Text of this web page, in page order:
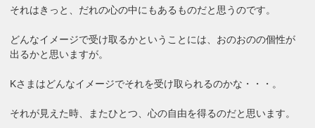
それはきっと、だれの心の中にもあるものだと思うのです。
どんなイメージで受け取るかということには、おのおのの個性が
出るかと思いますが。
Kさまはどんなイメージでそれを受け取られるのかな・・・。
それが見えた時、またひとつ、心の自由を得るのだと思います。